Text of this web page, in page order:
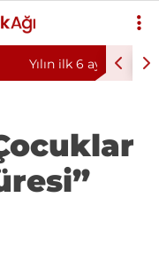
hasta hiperbarik Diş